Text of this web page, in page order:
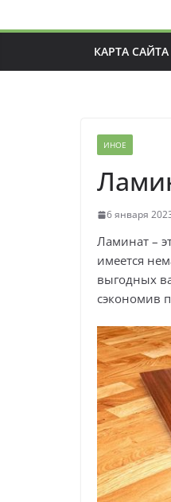
КАРТА САЙТА
ИНОЕ
6 января
Ламинат –
имеется
выгодных
сэкономив